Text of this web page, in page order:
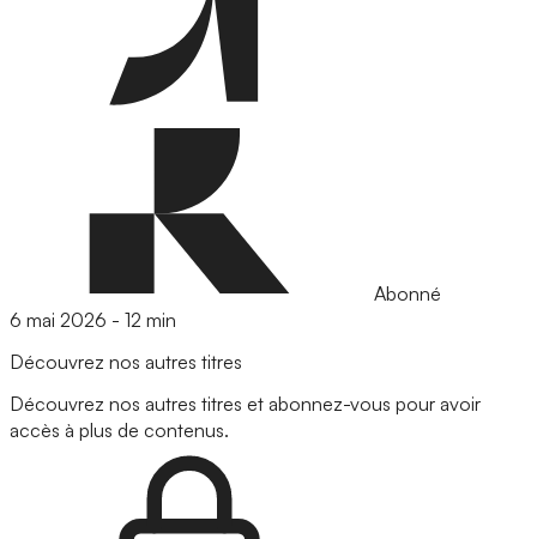
Abonné
6 mai 2026 - 12 min
Découvrez nos autres titres
Découvrez nos autres titres et abonnez-vous pour avoir
accès à plus de contenus.